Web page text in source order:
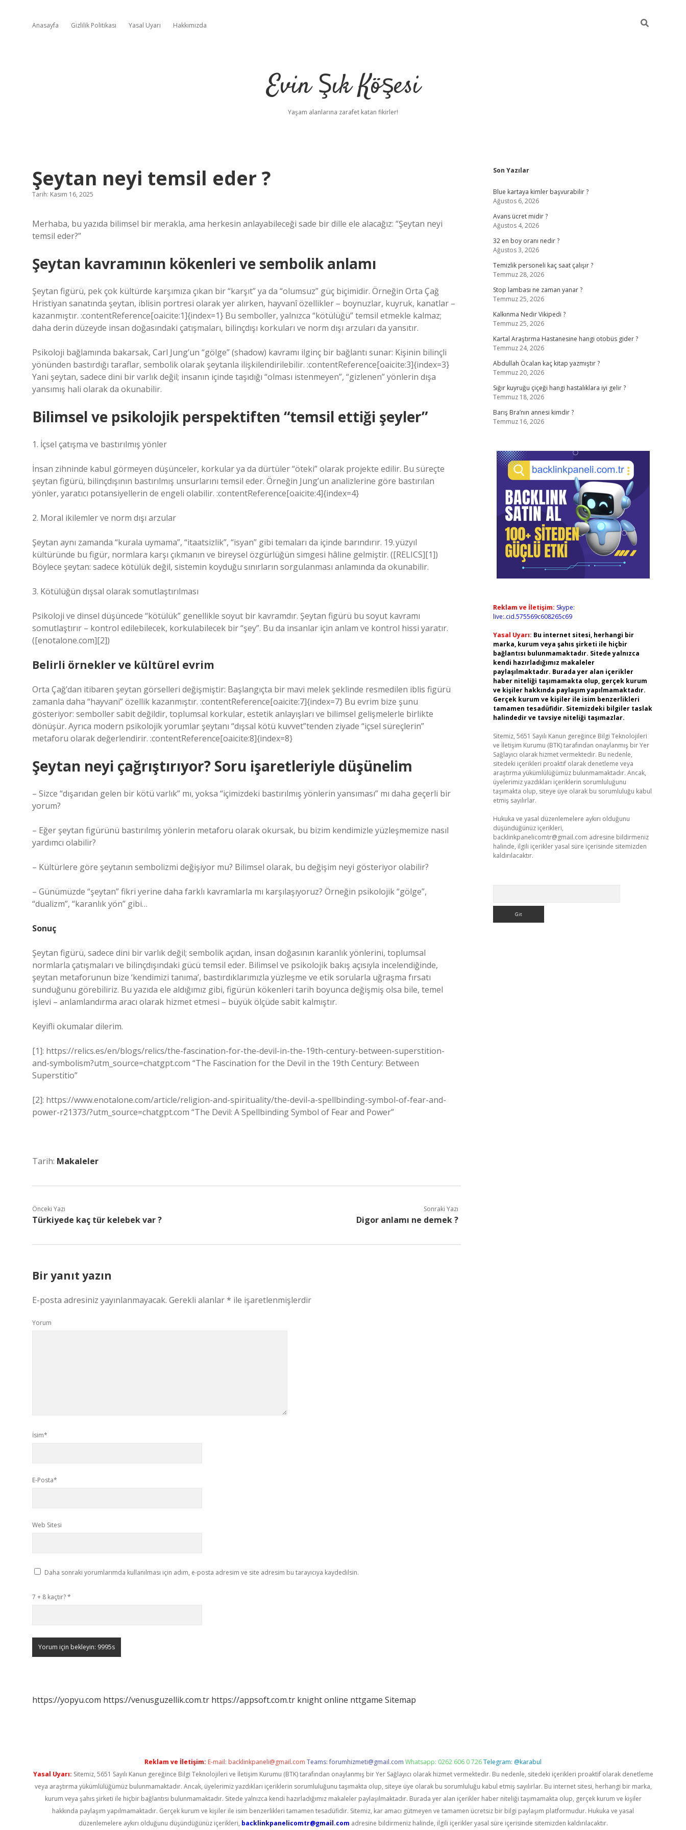
Anasayfa Gizlilik Politikası Yasal Uyarı Hakkımızda
Evin Şık Köşesi
Yaşam alanlarına zarafet katan fikirler!
Şeytan neyi temsil eder ?
Tarih: Kasım 16, 2025
Merhaba, bu yazıda bilimsel bir merakla, ama herkesin anlayabileceği sade bir dille ele alacağız: “Şeytan neyi
temsil eder?”
Şeytan kavramının kökenleri ve sembolik anlamı
Şeytan figürü, pek çok kültürde karşımıza çıkan bir “karşıt” ya da “olumsuz” güç biçimidir. Örneğin Orta Çağ
Hristiyan sanatında şeytan, iblisin portresi olarak yer alırken, hayvanî özellikler – boynuzlar, kuyruk, kanatlar –
kazanmıştır. :contentReference[oaicite:1]{index=1} Bu semboller, yalnızca “kötülüğü” temsil etmekle kalmaz;
daha derin düzeyde insan doğasındaki çatışmaları, bilinçdışı korkuları ve norm dışı arzuları da yansıtır.
Psikoloji bağlamında bakarsak, Carl Jung’un “gölge” (shadow) kavramı ilginç bir bağlantı sunar: Kişinin bilinçli
yönünden bastırdığı taraflar, sembolik olarak şeytanla ilişkilendirilebilir. :contentReference[oaicite:3]{index=3}
Yani şeytan, sadece dini bir varlık değil; insanın içinde taşıdığı “olması istenmeyen”, “gizlenen” yönlerin dışa
yansımış hali olarak da okunabilir.
Bilimsel ve psikolojik perspektiften “temsil ettiği şeyler”
1. İçsel çatışma ve bastırılmış yönler
İnsan zihninde kabul görmeyen düşünceler, korkular ya da dürtüler “öteki” olarak projekte edilir. Bu süreçte
şeytan figürü, bilinçdışının bastırılmış unsurlarını temsil eder. Örneğin Jung’un analizlerine göre bastırılan
yönler, yaratıcı potansiyellerin de engeli olabilir. :contentReference[oaicite:4]{index=4}
2. Moral ikilemler ve norm dışı arzular
Şeytan aynı zamanda “kurala uymama”, “itaatsizlik”, “isyan” gibi temaları da içinde barındırır. 19. yüzyıl
kültüründe bu figür, normlara karşı çıkmanın ve bireysel özgürlüğün simgesi hâline gelmiştir. ([RELICS][1])
Böylece şeytan: sadece kötülük değil, sistemin koyduğu sınırların sorgulanması anlamında da okunabilir.
3. Kötülüğün dışsal olarak somutlaştırılması
Psikoloji ve dinsel düşüncede “kötülük” genellikle soyut bir kavramdır. Şeytan figürü bu soyut kavramı
somutlaştırır – kontrol edilebilecek, korkulabilecek bir “şey”. Bu da insanlar için anlam ve kontrol hissi yaratır.
([enotalone.com][2])
Belirli örnekler ve kültürel evrim
Orta Çağ’dan itibaren şeytan görselleri değişmiştir: Başlangıçta bir mavi melek şeklinde resmedilen iblis figürü
zamanla daha “hayvani” özellik kazanmıştır. :contentReference[oaicite:7]{index=7} Bu evrim bize şunu
gösteriyor: semboller sabit değildir, toplumsal korkular, estetik anlayışları ve bilimsel gelişmelerle birlikte
dönüşür. Ayrıca modern psikolojik yorumlar şeytanı “dışsal kötü kuvvet”tenden ziyade “içsel süreçlerin”
metaforu olarak değerlendirir. :contentReference[oaicite:8]{index=8}
Şeytan neyi çağrıştırıyor? Soru işaretleriyle düşünelim
– Sizce “dışarıdan gelen bir kötü varlık” mı, yoksa “içimizdeki bastırılmış yönlerin yansıması” mı daha geçerli bir
yorum?
– Eğer şeytan figürünü bastırılmış yönlerin metaforu olarak okursak, bu bizim kendimizle yüzleşmemize nasıl
yardımcı olabilir?
– Kültürlere göre şeytanın sembolizmi değişiyor mu? Bilimsel olarak, bu değişim neyi gösteriyor olabilir?
– Günümüzde “şeytan” fikri yerine daha farklı kavramlarla mı karşılaşıyoruz? Örneğin psikolojik “gölge”,
“dualizm”, “karanlık yön” gibi…
Sonuç
Şeytan figürü, sadece dini bir varlık değil; sembolik açıdan, insan doğasının karanlık yönlerini, toplumsal
normlarla çatışmaları ve bilinçdışındaki gücü temsil eder. Bilimsel ve psikolojik bakış açısıyla incelendiğinde,
şeytan metaforunun bize ‘kendimizi tanıma’, bastırdıklarımızla yüzleşme ve etik sorularla uğraşma fırsatı
sunduğunu görebiliriz. Bu yazıda ele aldığımız gibi, figürün kökenleri tarih boyunca değişmiş olsa bile, temel
işlevi – anlamlandırma aracı olarak hizmet etmesi – büyük ölçüde sabit kalmıştır.
Keyifli okumalar dilerim.
[1]: https://relics.es/en/blogs/relics/the-fascination-for-the-devil-in-the-19th-century-between-superstition-
and-symbolism?utm_source=chatgpt.com “The Fascination for the Devil in the 19th Century: Between
Superstitio”
[2]: https://www.enotalone.com/article/religion-and-spirituality/the-devil-a-spellbinding-symbol-of-fear-and-
power-r21373/?utm_source=chatgpt.com “The Devil: A Spellbinding Symbol of Fear and Power”
Tarih: Makaleler
Önceki Yazı
Türkiyede kaç tür kelebek var ?
Sonraki Yazı
Digor anlamı ne demek ?
Bir yanıt yazın
E-posta adresiniz yayınlanmayacak. Gerekli alanlar* ile işaretlenmişlerdir
Yorum
İsim*
E-Posta*
Web Sitesi
Daha sonraki yorumlarımda kullanılması için adım, e-posta adresim ve site adresim bu tarayıcıya kaydedilsin.
7 + 8 kaçtır?*
https://yopyu.com https://venusguzellik.com.tr https://appsoft.com.tr knight online nttgame Sitemap
Sidebar
Son Yazılar
Blue kartaya kimler başvurabilir ?
Ağustos 6, 2026
Avans ücret midir ?
Ağustos 4, 2026
32 en boy oranı nedir ?
Ağustos 3, 2026
Temizlik personeli kaç saat çalışır ?
Temmuz 28, 2026
Stop lambası ne zaman yanar ?
Temmuz 25, 2026
Kalkınma Nedir Vikipedi ?
Temmuz 25, 2026
Kartal Araştırma Hastanesine hangi otobüs gider ?
Temmuz 24, 2026
Abdullah Öcalan kaç kitap yazmıştır ?
Temmuz 20, 2026
Sığır kuyruğu çiçeği hangi hastalıklara iyi gelir ?
Temmuz 18, 2026
Barış Bra’nın annesi kimdir ?
Temmuz 16, 2026
Reklam ve İletişim: Skype:
live:.cid.575569c608265c69
Yasal Uyarı: Bu internet sitesi, herhangi bir
marka, kurum veya şahıs şirketi ile hiçbir
bağlantısı bulunmamaktadır. Sitede yalnızca
kendi hazırladığımız makaleler
paylaşılmaktadır. Burada yer alan içerikler
haber niteliği taşımamakta olup, gerçek kurum
ve kişiler hakkında paylaşım yapılmamaktadır.
Gerçek kurum ve kişiler ile isim benzerlikleri
tamamen tesadüfidir. Sitemizdeki bilgiler taslak
halindedir ve tavsiye niteliği taşımazlar.
Sitemiz, 5651 Sayılı Kanun gereğince Bilgi Teknolojileri
ve İletişim Kurumu (BTK) tarafından onaylanmış bir Yer
Sağlayıcı olarak hizmet vermektedir. Bu nedenle,
sitedeki içerikleri proaktif olarak denetleme veya
araştırma yükümlülüğümüz bulunmamaktadır. Ancak,
üyelerimiz yazdıkları içeriklerin sorumluluğunu
taşımakta olup, siteye üye olarak bu sorumluluğu kabul
etmiş sayılırlar.
Hukuka ve yasal düzenlemelere aykırı olduğunu
düşündüğünüz içerikleri,
backlinkpanelicomtr@gmail.com adresine bildirmeniz
halinde, ilgili içerikler yasal süre içerisinde sitemizden
kaldırılacaktır.
Reklam ve İletişim: E-mail: backlinkpaneli@gmail.com Teams:forumhizmeti@gmail.com Whatsapp: 0262 606 0 726Telegram: @karabul
Yasal Uyarı: Sitemiz, 5651 Sayılı Kanun gereğince Bilgi Teknolojileri ve İletişim Kurumu (BTK) tarafından onaylanmış bir Yer Sağlayıcı olarak hizmet vermektedir. Bu nedenle, sitedeki içerikleri proaktif olarak denetleme
veya araştırma yükümlülüğümüz bulunmamaktadır. Ancak, üyelerimiz yazdıkları içeriklerin sorumluluğunu taşımakta olup, siteye üye olarak bu sorumluluğu kabul etmiş sayılırlar. Bu internet sitesi, herhangi bir marka,
kurum veya şahıs şirketi ile hiçbir bağlantısı bulunmamaktadır. Sitede yalnızca kendi hazırladığımız makaleler paylaşılmaktadır. Burada yer alan içerikler haber niteliği taşımamakta olup, gerçek kurum ve kişiler
hakkında paylaşım yapılmamaktadır. Gerçek kurum ve kişiler ile isim benzerlikleri tamamen tesadüfidir. Sitemiz, kar amacı gütmeyen ve tamamen ücretsiz bir bilgi paylaşım platformudur. Hukuka ve yasal
düzenlemelere aykırı olduğunu düşündüğünüz içerikleri, backlinkpanelicomtr@gmail.com adresine bildirmeniz halinde, ilgili içerikler yasal süre içerisinde sitemizden kaldırılacaktır.